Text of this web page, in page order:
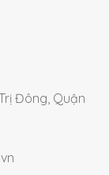
Đông, Quận